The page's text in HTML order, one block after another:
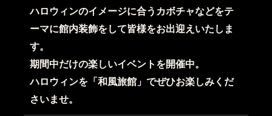
ハロウィンのイメージに合うカボチャなどをテ
ーマに館内装飾をして皆様をお出迎えいたしま
す。
期間中だけの楽しいイベントを開催中。
ハロウィンを「和風旅館」でぜひお楽しみくだ
さいませ。